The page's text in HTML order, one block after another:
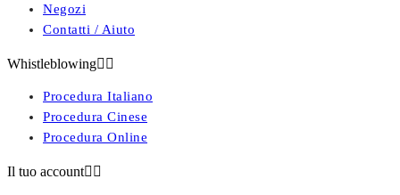
Negozi
Contatti / Aiuto
Whistleblowing 
Procedura Italiano
Procedura Cinese
Procedura Online
Il tuo account 